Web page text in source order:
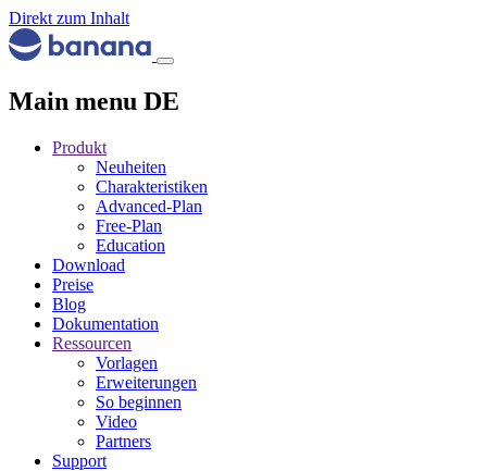
Direkt zum Inhalt
Main menu DE
Produkt
Neuheiten
Charakteristiken
Advanced-Plan
Free-Plan
Education
Download
Preise
Blog
Dokumentation
Ressourcen
Vorlagen
Erweiterungen
So beginnen
Video
Partners
Support